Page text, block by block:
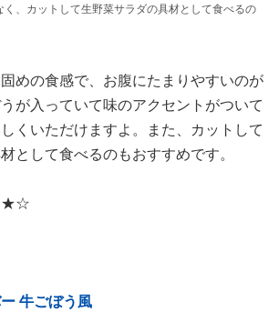
く、カットして生野菜サラダの具材として食べるの
めの食感で、お腹にたまりやすいのが
が入っていて味のアクセントがついて
くいただけますよ。また、カットして
として食べるのもおすすめです。
牛ごぼう風